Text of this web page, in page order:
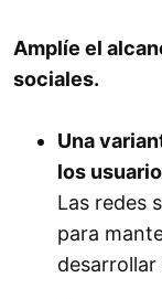
Amplíe el
sociales.
Una
los
Las redes
para
desarrollar